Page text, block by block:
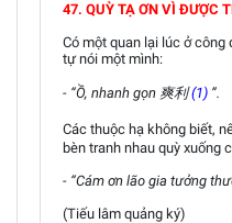
47. QUỲ TẠ ƠN VÌ ĐƯỢC
Có một quan lại lúc ở
tự nói một mình:
- “Ồ, nhanh gọn 爽利(1) ”.
Các thuộc hạ không biết,
bèn tranh nhau quỳ xuống
- “Cám ơn lão gia tưởng
(Tiếu lâm quảng ký)